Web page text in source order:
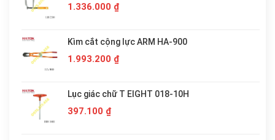
1.336.000 ₫
Kìm cắt cộng lực ARM HA-900
1.993.200 ₫
Lục giác chữ T EIGHT 018-10H
397.100 ₫